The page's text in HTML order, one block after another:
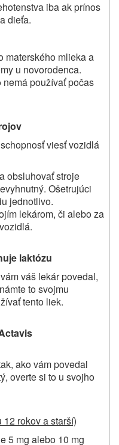
iba ak prínos
dieťa.
materského mlieka a
u novorodenca.
používať počas
viesť vozidlá
obsluhovať stroje
Ošetrujúci
jednotlivo.
lekárom, či alebo za
laktózu
váš lekár povedal,
to svojmu
tento liek.
ako vám povedal
overte si to u svojho
rokov a starší)
5 mg alebo 10 mg